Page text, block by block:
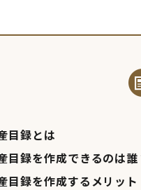
目録とは
目録を作成できるのは誰
目録を作成するメリット